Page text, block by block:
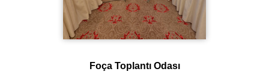
Foça Toplantı Odası